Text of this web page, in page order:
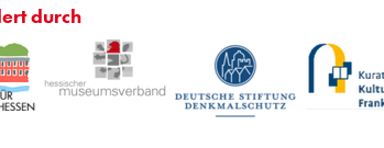
durch